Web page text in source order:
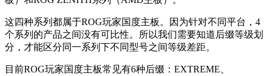
这四种系列都属于ROG玩家国度主板。因为针对不同平台，4
个系列的产品之间没有可比性。所以我们需要知道后缀等级划
分，才能区分同一系列下不同型号之间等级差距。
目前ROG玩家国度主板常见有6种后缀：EXTREME、